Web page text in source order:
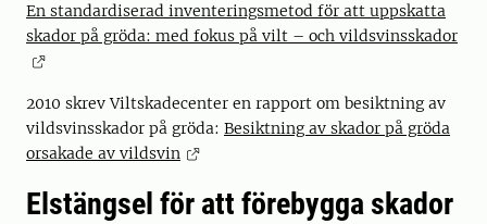
En standardiserad inventeringsmetod för att uppskatta
skador på gröda: med fokus på vilt – och vildsvinsskador
2010 skrev Viltskadecenter en rapport om besiktning av
vildsvinsskador på gröda: Besiktning av skador på gröda
orsakade av vildsvin
Elstängsel för att förebygga skador